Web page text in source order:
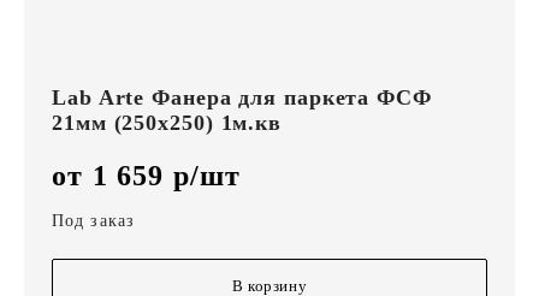
Lab Arte Фанера для паркета ФСФ
21мм (250х250) 1м.кв
от 1 659 р/шт
Под заказ
В корзину